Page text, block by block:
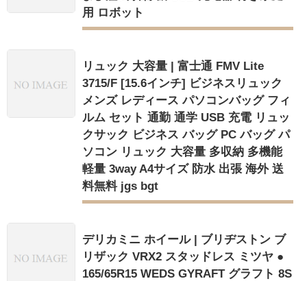
用 ロボット
リュック 大容量 | 富士通 FMV Lite
3715/F [15.6インチ] ビジネスリュック
メンズ レディース パソコンバッグ フィ
ルム セット 通勤 通学 USB 充電 リュッ
クサック ビジネス バッグ PC バッグ パ
ソコン リュック 大容量 多収納 多機能
軽量 3way A4サイズ 防水 出張 海外 送
料無料 jgs bgt
デリカミニ ホイール | ブリヂストン ブ
リザック VRX2 スタッドレス ミツヤ ●
165/65R15 WEDS GYRAFT グラフト 8S